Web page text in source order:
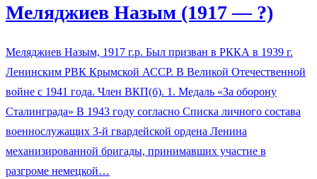
Меляджиев Назым (1917 — ?)
Меляджиев Назым, 1917 г.р. Был призван в РККА в 1939 г.
Ленинским РВК Крымской АССР. В Великой Отечественной
войне с 1941 года. Член ВКП(б). 1. Медаль «За оборону
Сталинграда» В 1943 году согласно Списка личного состава
военнослужащих 3-й гвардейской ордена Ленина
механизированной бригады, принимавших участие в
разгроме немецкой…